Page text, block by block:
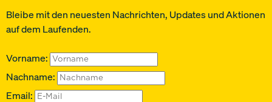
Bleibe mit den neuesten Nachrichten, Updates und Aktionen
auf dem Laufenden.
Vorname:
Nachname:
Email: